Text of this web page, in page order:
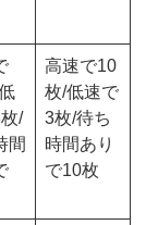
/
間
高速で10
枚/低速で
3枚/待ち
時間あり
で10枚